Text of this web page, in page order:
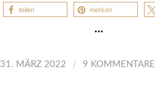
teilen merken
…
31. MÄRZ 2022 / 9 KOMMENTARE